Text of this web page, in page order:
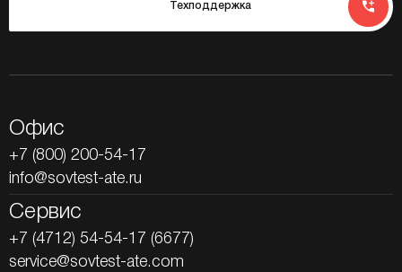
Техподдержка
Офис
+7 (800) 200-54-17
info@sovtest-ate.ru
Сервис
+7 (4712) 54-54-17 (6677)
service@sovtest-ate.com